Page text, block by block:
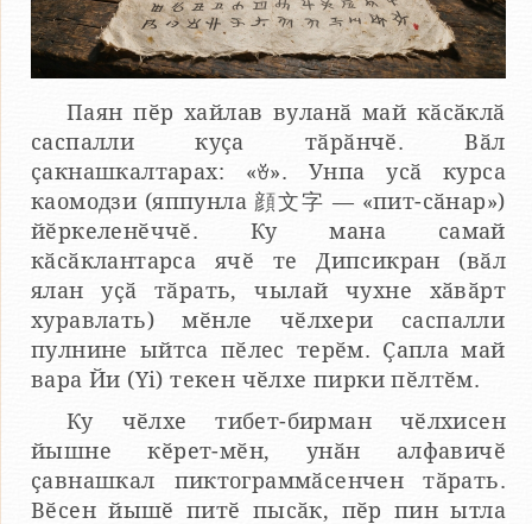
Паян пӗр хайлав вуланӑ май кӑсӑклӑ
саспалли куҫа тӑрӑнчӗ. Вӑл
ҫакнашкалтарах: «ꈊ». Унпа усӑ курса
каомодзи (яппунла 顔文字 — «пит-сӑнар»)
йӗркеленӗччӗ. Ку мана самай
кӑсӑклантарса ячӗ те Дипсикран (вӑл
ялан уҫӑ тӑрать, чылай чухне хӑвӑрт
хуравлать) мӗнле чӗлхери саспалли
пулнине ыйтса пӗлес терӗм. Ҫапла май
вара Йи (Yi) текен чӗлхе пирки пӗлтӗм.
Ку чӗлхе тибет-бирман чӗлхисен
йышне кӗрет-мӗн, унӑн алфавичӗ
ҫавнашкал пиктограммӑсенчен тӑрать.
Вӗсен йышӗ питӗ пысӑк, пӗр пин ытла